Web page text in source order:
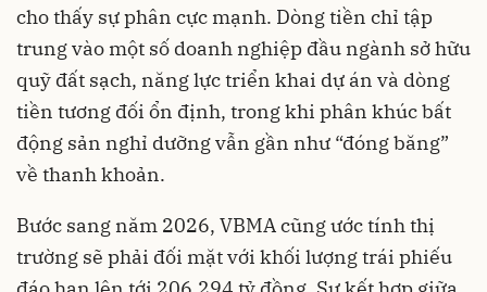
cho thấy sự phân cực mạnh. Dòng tiền chỉ tập
trung vào một số doanh nghiệp đầu ngành sở hữu
quỹ đất sạch, năng lực triển khai dự án và dòng
tiền tương đối ổn định, trong khi phân khúc bất
động sản nghỉ dưỡng vẫn gần như “đóng băng”
về thanh khoản.
Bước sang năm 2026, VBMA cũng ước tính thị
trường sẽ phải đối mặt với khối lượng trái phiếu